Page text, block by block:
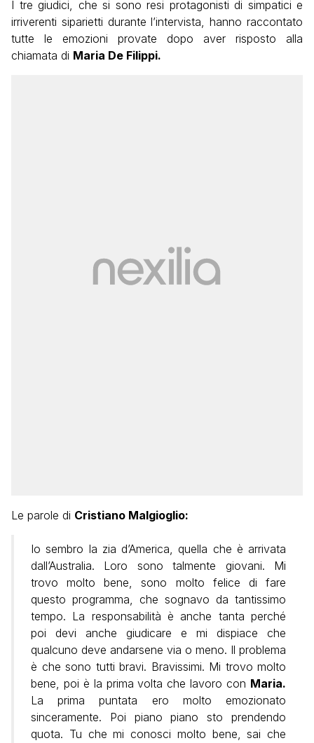
I tre giudici, che si sono resi protagonisti di simpatici e
irriverenti siparietti durante l’intervista, hanno raccontato
tutte le emozioni provate dopo aver risposto alla
chiamata di Maria De Filippi.
Le parole di Cristiano Malgioglio:
Io sembro la zia d’America, quella che è arrivata
dall’Australia. Loro sono talmente giovani. Mi
trovo molto bene, sono molto felice di fare
questo programma, che sognavo da tantissimo
tempo. La responsabilità è anche tanta perché
poi devi anche giudicare e mi dispiace che
qualcuno deve andarsene via o meno. Il problema
è che sono tutti bravi. Bravissimi. Mi trovo molto
bene, poi è la prima volta che lavoro con Maria.
La prima puntata ero molto emozionato
sinceramente. Poi piano piano sto prendendo
quota. Tu che mi conosci molto bene, sai che